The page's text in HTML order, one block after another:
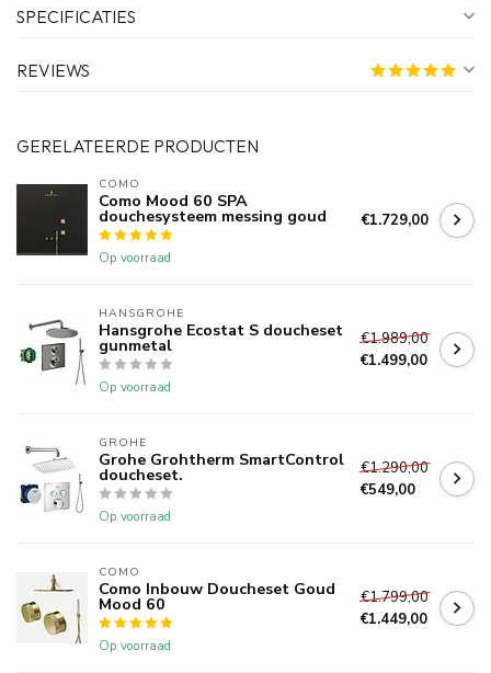
SPECIFICATIES
REVIEWS
GERELATEERDE PRODUCTEN
COMO
Como Mood 60 SPA
douchesysteem messing goud
Op voorraad
€1.729,00
HANSGROHE
Hansgrohe Ecostat S doucheset
gunmetal
Op voorraad
€1.989,00
€1.499,00
GROHE
Grohe Grohtherm SmartControl
doucheset.
Op voorraad
€1.290,00
€549,00
COMO
Como Inbouw Doucheset Goud
Mood 60
Op voorraad
€1.799,00
€1.449,00